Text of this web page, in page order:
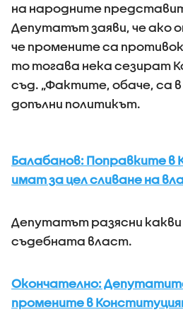
на народните
Депутатът заяви, че ако
че промените са
то тогава нека сезират
съд. „Фактите, обаче, са в
допълни политикът.
Балабанов: Поправките в
имат за цел сливане на
Депутатът разясни
съдебната власт.
Окончателно:
промените в